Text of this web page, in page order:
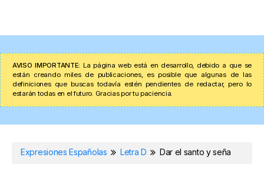
AVISO IMPORTANTE: La página web está en desarrollo, debido a que se
están creando miles de publicaciones, es posible que algunas de las
definiciones que buscas todavía estén pendientes de redactar, pero lo
estarán todas en el futuro. Gracias por tu paciencia.
Expresiones Españolas Letra D Dar el santo y seña